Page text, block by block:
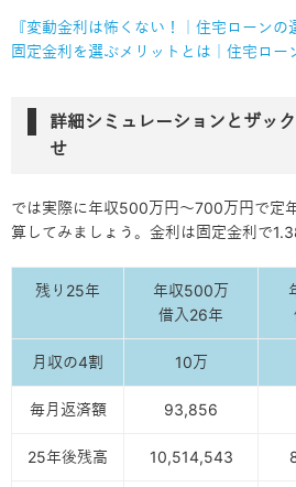
『変動金利は怖くない！｜住宅ローンの
固定金利を選ぶメリットとは｜住宅ロー
詳細シミュレーションとザッ
せ
では実際に年収500万円～700万円で定
算してみましょう。金利は固定金利で
残り25年
年収500万
借入26年
月収の4割 10万
毎月返済額 93,856
25年後残高 10,514,543